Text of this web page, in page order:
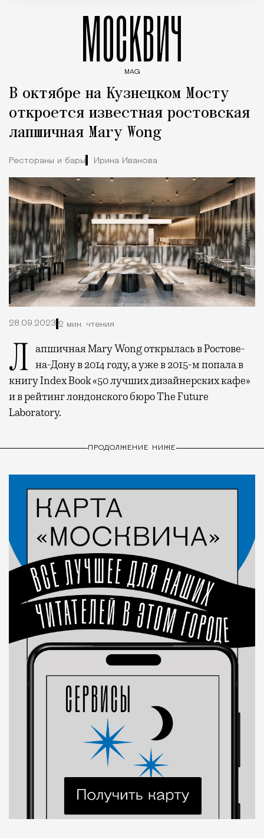
МОСКВИЧ
MAG
В октябре на Кузнецком Мосту
откроется известная ростовская
лапшичная Mary Wong
Рестораны и бары Ирина Иванова
28.09.2023 2 мин. чтения
Лапшичная Mary Wong открылась в Ростове- на-Дону в 2014 году, а уже в 2015-м попала в
книгу Index Book «50 лучших дизайнерских кафе»
и в рейтинг лондонского бюро The Future
Laboratory.
ПРОДОЛЖЕНИЕ НИЖЕ